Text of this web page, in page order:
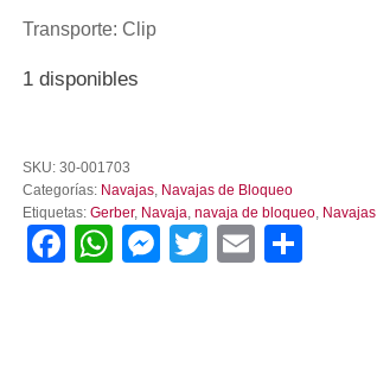
Transporte: Clip
1 disponibles
Quadrant
10
Blanco
SKU:30-001703
Categorías: Navajas, Navajas de Bloqueo
Etiquetas:Gerber, Navaja,navaja de bloqueo, Navajas
Facebook
WhatsApp
Messenger
TwitterEmail